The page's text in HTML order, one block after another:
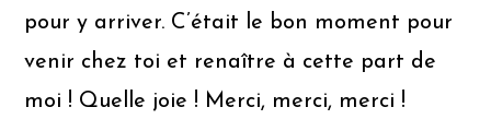
pour y arriver. C’était le bon moment pour
venir chez toi et renaître à cette part de
moi ! Quelle joie ! Merci, merci, merci !